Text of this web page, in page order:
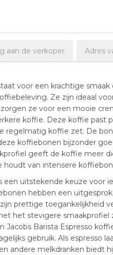
aan de verkoper Adres
voor een krachtige
Ze zijn ideaal
ze voor een mooie
koffie. Deze koffie
regelmatig koffie zet. De
koffiebonen bijzonder
geeft de koffie meer
houdt van intensere
een uitstekende keuze voor
hebben een
prettige toegankelijkheid
het stevigere
Barista Espresso
gebruik. Als espresso
andere melkdranken biedt